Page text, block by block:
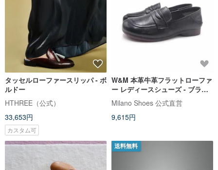
タッセルローファースリッパ - ボ
ルドー
HTHREE（公式）
33,653円
カスタム可
W&M 本革牛革フラットローファ
ー レディースシューズ - ブラッ
ク
Milano Shoes 公式直営
9,615円
送料無料